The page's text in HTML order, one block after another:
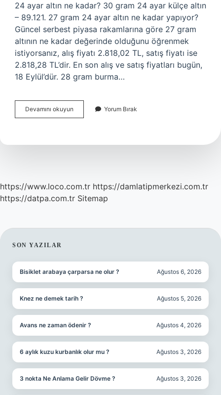
24 ayar altın ne kadar? 30 gram 24 ayar külçe altın
– 89.121. 27 gram 24 ayar altın ne kadar yapıyor?
Güncel serbest piyasa rakamlarına göre 27 gram
altının ne kadar değerinde olduğunu öğrenmek
istiyorsanız, alış fiyatı 2.818,02 TL, satış fiyatı ise
2.818,28 TL’dir. En son alış ve satış fiyatları bugün,
18 Eylül’dür. 28 gram burma…
Devamını okuyun
Gram
Altın
Yorum Bırak
https://www.loco.com.tr https://damlatipmerkezi.com.tr
https://datpa.com.tr Sitemap
SIDEBAR
SON YAZILAR
Bisiklet arabaya çarparsa ne olur ? Ağustos 6, 2026
Knez ne demek tarih ? Ağustos 5, 2026
Avans ne zaman ödenir ? Ağustos 4, 2026
6 aylık kuzu kurbanlık olur mu ? Ağustos 3, 2026
3 nokta Ne Anlama Gelir Dövme ? Ağustos 3, 2026